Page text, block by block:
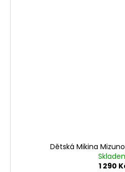
Dětská Mikina
1 290